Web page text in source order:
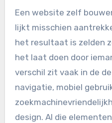
Een website zelf
lijkt misschien
het resultaat is zelden
het laat doen door
verschil zit vaak in de
navigatie, mobiel
design. Al die